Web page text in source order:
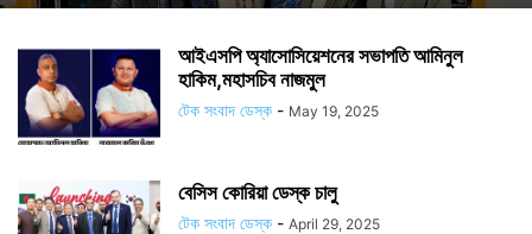
আইএসপি অ্যাসোসিয়েশনের সভাপতি আমিনুল
হাকিম,মহাসচিব নাজমুল
টেক সংবাদ ডেস্ক - May 19, 2025
বেসিস কোরিয়া ডেস্ক চালু
টেক সংবাদ ডেস্ক - April 29, 2025